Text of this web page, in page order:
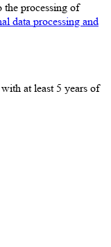
processing of
data processing and
at least 5 years of